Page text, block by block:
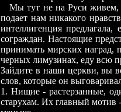
Мы тут не на Руси живем,
подает нам никакого
интеллигенция
сограждан. Настоящие
принимать мирских наград,
черных лимузинах, еду всю
Зайдите в наши церкви, вы
слов, которые он
1. Нищие - растерзанные,
старухам. Их главный мотив